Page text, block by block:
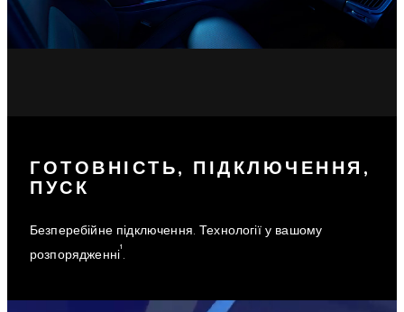
ГОТОВНІСТЬ, ПІДКЛЮЧЕННЯ,
ПУСК
Безперебійне підключення. Технології у вашому
розпорядженні¹.